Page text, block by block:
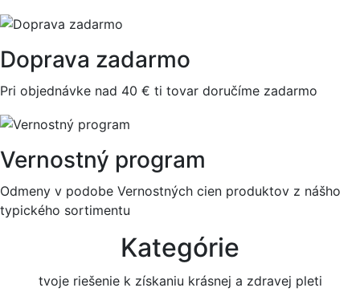
Doprava zadarmo
Pri objednávke nad 40 € ti tovar doručíme zadarmo
Vernostný program
Odmeny v podobe Vernostných cien produktov z nášho
typického sortimentu
Kategórie
tvoje riešenie k získaniu krásnej a zdravej pleti